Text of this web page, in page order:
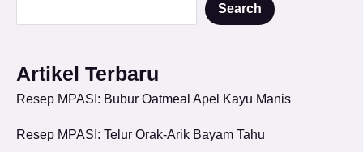
Search
Artikel Terbaru
Resep MPASI: Bubur Oatmeal Apel Kayu Manis
Resep MPASI: Telur Orak-Arik Bayam Tahu